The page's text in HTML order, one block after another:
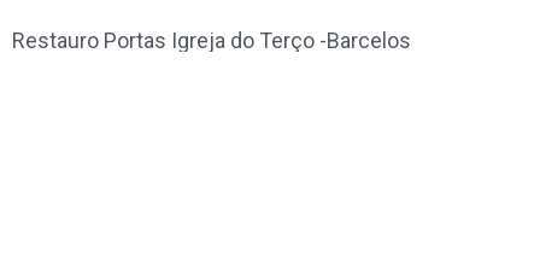
Restauro Portas Igreja do Terço -Barcelos